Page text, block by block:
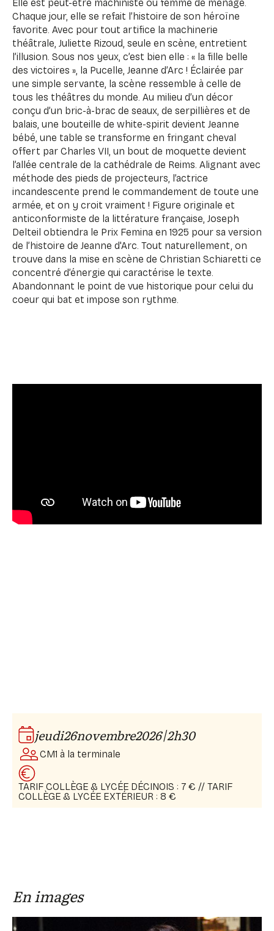
Elle est peut-être machiniste ou femme de ménage.
Chaque jour, elle se refait l’histoire de son héroïne
favorite. Avec pour tout artifice la machinerie
théâtrale, Juliette Rizoud, seule en scène, entretient
l’illusion. Sous nos yeux, c’est bien elle : « la fille belle
des victoires », la Pucelle, Jeanne d’Arc ! Éclairée par
une simple servante, la scène ressemble à celle de
tous les théâtres du monde. Au milieu d’un décor
conçu d’un bric-à-brac de seaux, de serpillières et de
balais, une bouteille de white-spirit devient Jeanne
bébé, une table se transforme en fringant cheval
offert par Charles VII, un bout de moquette devient
l’allée centrale de la cathédrale de Reims. Alignant avec
méthode des pieds de projecteurs, l’actrice
incandescente prend le commandement de toute une
armée, et on y croit vraiment ! Figure originale et
anticonformiste de la littérature française, Joseph
Delteil obtiendra le Prix Femina en 1925 pour sa version
de l’histoire de Jeanne d'Arc. Tout naturellement, on
trouve dans la mise en scène de Christian Schiaretti ce
concentré d’énergie qui caractérise le texte.
Abandonnant le point de vue historique pour celui du
coeur qui bat et impose son rythme.
jeudi26novembre2026|2h30
CM1 à la terminale
TARIF COLLÈGE & LYCÉE DÉCINOIS : 7 € // TARIF
COLLÈGE & LYCÉE EXTÉRIEUR : 8 €
En images